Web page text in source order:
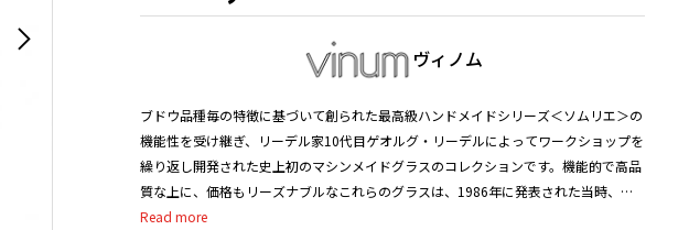
ヴィノム
ブドウ品種毎の特徴に基づいて創られた最高級ハンドメイドシリーズ＜ソムリエ＞の
機能性を受け継ぎ、リーデル家10代目ゲオルグ・リーデルによってワークショップを
繰り返し開発された史上初のマシンメイドグラスのコレクションです。機能的で高品
質な上に、価格もリーズナブルなこれらのグラスは、1986年に発表された当時、ワ
イン愛好者や業界関係者に強い衝撃を与え、ワインとグラスには密接な関係があると